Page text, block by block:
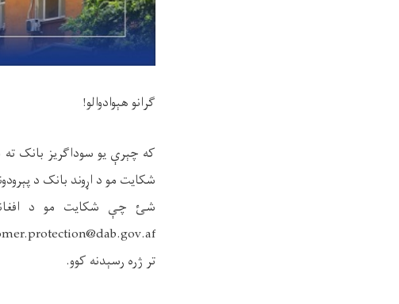
ګرانو هېوادوالو!
که چېرې یو سوداګریز بانک
شکایت مو د اړوند بانک د
شئ چې شکایت مو د
تر ژره رسېدنه کوو.